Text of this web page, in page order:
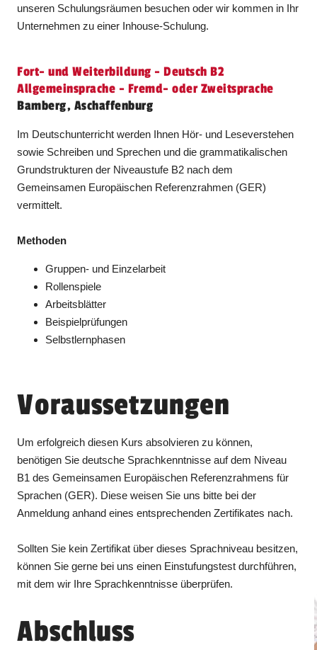
unseren Schulungsräumen besuchen oder wir kommen in Ihr
Unternehmen zu einer Inhouse-Schulung.
Fort- und Weiterbildung - Deutsch B2
Allgemeinsprache - Fremd- oder Zweitsprache
Bamberg, Aschaffenburg
Im Deutschunterricht werden Ihnen Hör- und Leseverstehen
sowie Schreiben und Sprechen und die grammatikalischen
Grundstrukturen der Niveaustufe B2 nach dem
Gemeinsamen Europäischen Referenzrahmen (GER)
vermittelt.
Methoden
Gruppen- und Einzelarbeit
Rollenspiele
Arbeitsblätter
Beispielprüfungen
Selbstlernphasen
Voraussetzungen
Um erfolgreich diesen Kurs absolvieren zu können,
benötigen Sie deutsche Sprachkenntnisse auf dem Niveau
B1 des Gemeinsamen Europäischen Referenzrahmens für
Sprachen (GER). Diese weisen Sie uns bitte bei der
Anmeldung anhand eines entsprechenden Zertifikates nach.
Sollten Sie kein Zertifikat über dieses Sprachniveau besitzen,
können Sie gerne bei uns einen Einstufungstest durchführen,
mit dem wir Ihre Sprachkenntnisse überprüfen.
Abschluss